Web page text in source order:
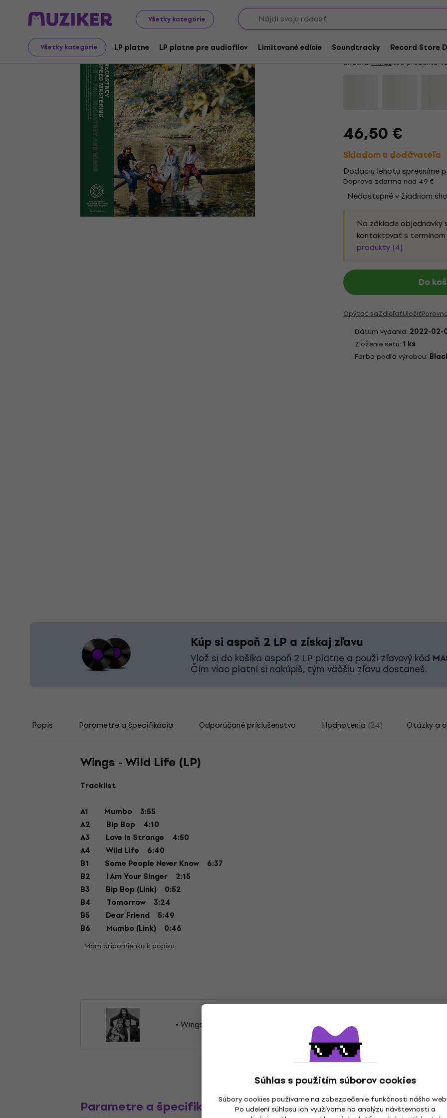
Všetky kategórie
Všetky kategórie LP platne LP platne pre audiofilov Limitované edície Soundtracky Record Store
Súhlas s použitím súborov cookies
Súbory cookies používame na zabezpečenie funkčnosti nášho
Po udelení súhlasu ich využívame na analýzu návštevnosti a
LP platne a CD LP platne
Video
Wings - Wild Life (LP)
5/5 24 x hodnotené
Značka: WingsKód produktu:
46,50 €
Skladom u dodávateľa
Dodaciu lehotu spresníme
Doprava zdarma nad 49 €
Nedostupné v žiadnom
Na základe
kontaktovať s
produkty (4).
Do
Opýtať saZdieľaťUložiť
Dátum vydania: 2022-02-
Zloženie setu: 1 ks
Farba podľa výrobcu:
Kúp si aspoň 2 LP a získaj zľavu
Vlož si do košíka aspoň 2 LP platne a použi zľavový kód
Čím viac platní si nakúpiš, tým väčšiu zľavu dostaneš.
Popis Parametre a špecifikácia Odporúčané príslušenstvo Hodnotenia (24) Otázky a
Wings - Wild Life (LP)
Tracklist
A1 Mumbo
3:55
A2
Bip Bop
4:10
A3
Love Is Strange
4:50
A4
Wild Life
6:40
B1
Some People Never Know
6:37
B2
I Am Your Singer
2:15
B3
Bip Bop (Link)
0:52
B4
Tomorrow
3:24
B5
Dear Friend
5:49
B6
Mumbo (Link) 0:46
Mám pripomienku k popisu
Wings LP platne
Parametre a špecifikácia